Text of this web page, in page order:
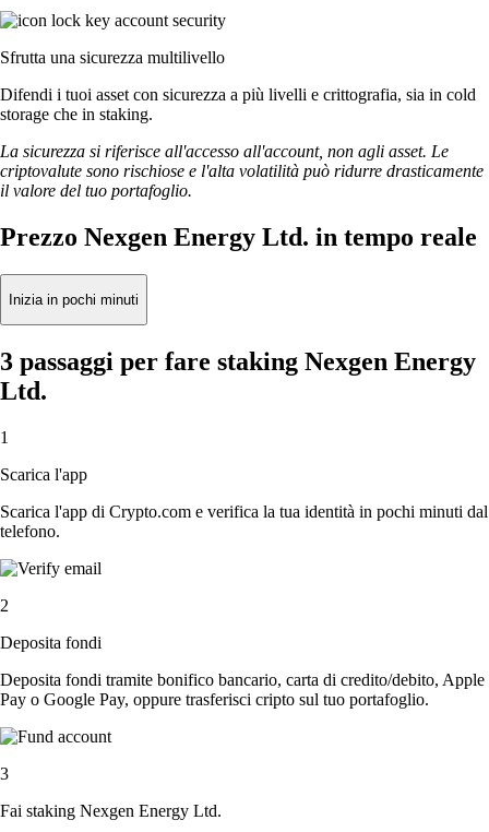
Sfrutta una sicurezza multilivello
Difendi i tuoi asset con sicurezza a più livelli e crittografia, sia in cold
storage che in staking.
La sicurezza si riferisce all'accesso all'account, non agli asset. Le
criptovalute sono rischiose e l'alta volatilità può ridurre drasticamente
il valore del tuo portafoglio.
Prezzo Nexgen Energy Ltd. in tempo reale
Inizia in pochi minuti
3 passaggi per fare staking Nexgen Energy
Ltd.
1
Scarica l'app
Scarica l'app di Crypto.com e verifica la tua identità in pochi minuti dal
telefono.
2
Deposita fondi
Deposita fondi tramite bonifico bancario, carta di credito/debito, Apple
Pay o Google Pay, oppure trasferisci cripto sul tuo portafoglio.
3
Fai staking Nexgen Energy Ltd.